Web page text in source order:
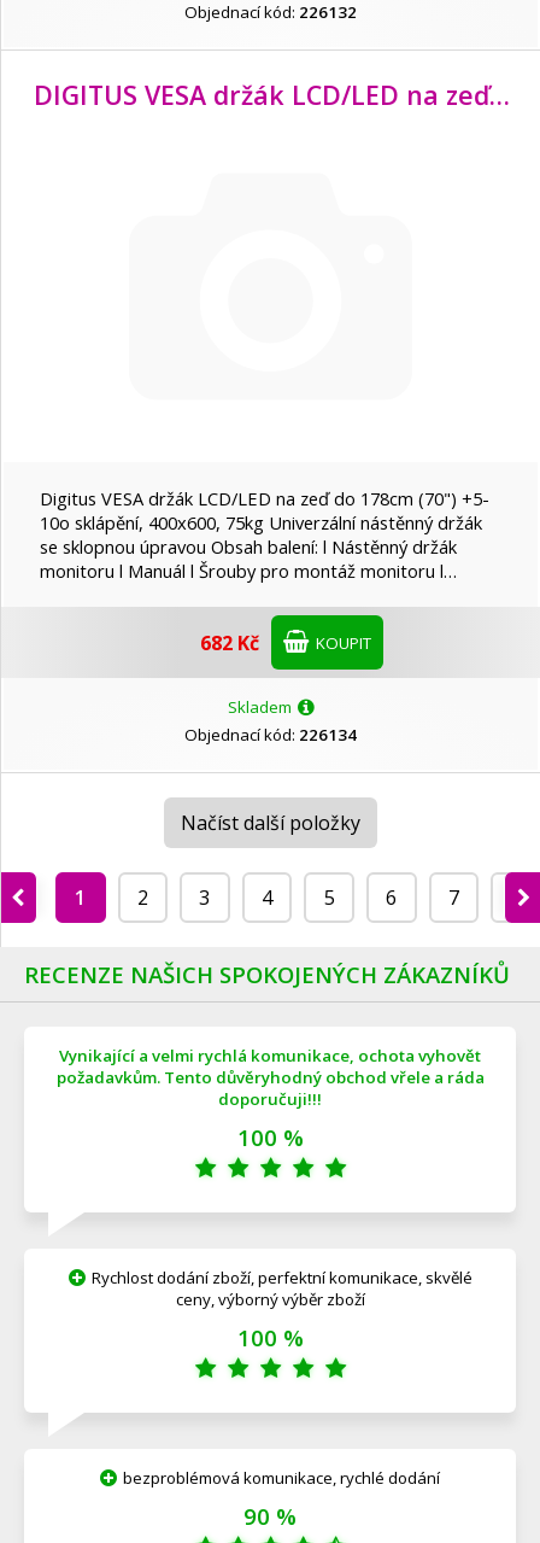
Objednací kód: 226132
DIGITUS VESA držák LCD/LED na zeď do 178cm (70") +5-10o sklápění, 400x600, 75kg
Digitus VESA držák LCD/LED na zeď do 178cm (70") +5-
10o sklápění, 400x600, 75kg Univerzální nástěnný držák
se sklopnou úpravou Obsah balení: l Nástěnný držák
monitoru l Manuál l Šrouby pro montáž monitoru l…
682 Kč KOUPIT
Skladem
Objednací kód: 226134
Načíst další položky
1 2 3 4 5 6 7 8
RECENZE NAŠICH SPOKOJENÝCH ZÁKAZNÍKŮ
Vynikající a velmi rychlá komunikace, ochota vyhovět
požadavkům. Tento důvěryhodný obchod vřele a ráda
doporučuji!!!
100 %
Rychlost dodání zboží, perfektní komunikace, skvělé
ceny, výborný výběr zboží
100 %
bezproblémová komunikace, rychlé dodání
90 %